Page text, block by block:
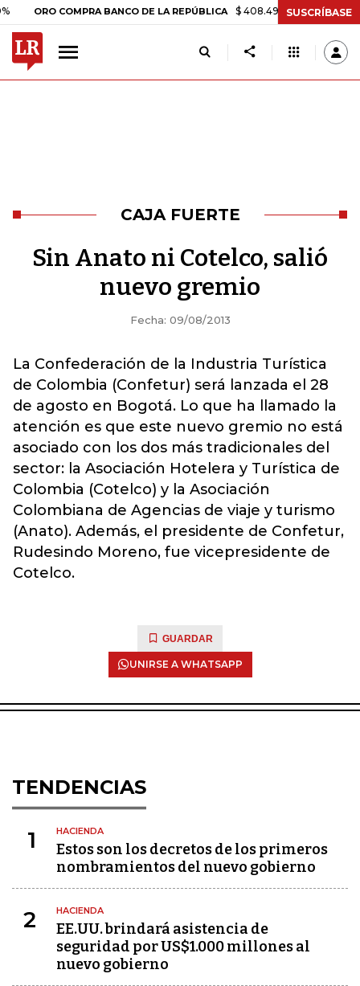
ORO COMPRA BANCO DE LA REPÚBLICA $ 408.498,97 +$ 8.753,81
SUSCRÍBASE
CAJA FUERTE
Sin Anato ni Cotelco, salió
nuevo gremio
Fecha: 09/08/2013
La Confederación de la Industria Turística
de Colombia (Confetur) será lanzada el 28
de agosto en Bogotá. Lo que ha llamado la
atención es que este nuevo gremio no está
asociado con los dos más tradicionales del
sector: la Asociación Hotelera y Turística de
Colombia (Cotelco) y la Asociación
Colombiana de Agencias de viaje y turismo
(Anato). Además, el presidente de Confetur,
Rudesindo Moreno, fue vicepresidente de
Cotelco.
GUARDAR
UNIRSE A WHATSAPP
TENDENCIAS
1 HACIENDA
Estos son los decretos de los primeros
nombramientos del nuevo gobierno
2 HACIENDA
EE.UU. brindará asistencia de
seguridad por US$1.000 millones al
nuevo gobierno